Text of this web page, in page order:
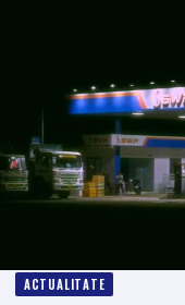
ACTUALITATE